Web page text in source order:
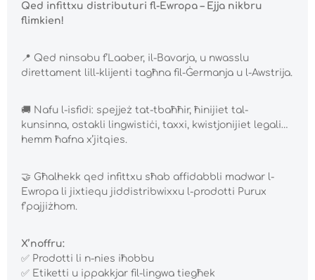
Qed infittxu distributuri fl-Ewropa – Ejja nikbru
flimkien!
📍 Qed ninsabu f’Laaber, il-Bavarja, u nwasslu
direttament lill-klijenti tagħna fil-Ġermanja u l-Awstrija.
🚚 Nafu l-isfidi: spejjeż tat-tbaħħir, ħinijiet tal-
kunsinna, ostakli lingwistiċi, taxxi, kwistjonijiet legali…
hemm ħafna x’jitqies.
🤝 Għalhekk qed infittxu sħab affidabbli madwar l-
Ewropa li jixtiequ jiddistribwixxu l-prodotti Purux
f’pajjiżhom.
X’noffru:
✅ Prodotti li n-nies iħobbu
✅ Etiketti u ippakkjar fil-lingwa tiegħek